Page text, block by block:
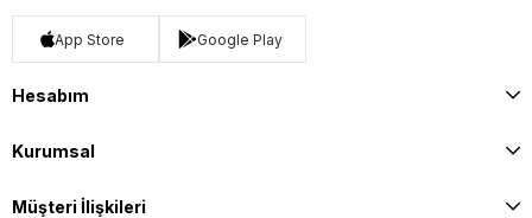
App Store Google Play
Hesabım
Kurumsal
Müşteri İlişkileri